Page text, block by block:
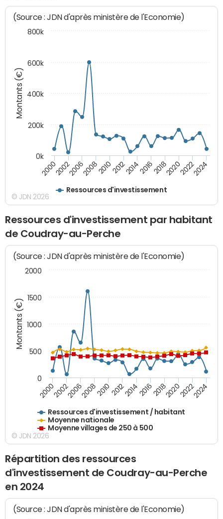
Montants (€)
(Source : JDN d'après ministère de l'Economie)
Ressources d'investissement
200020022006200820102012201420162018202020222024
0k
200k
400k
600k
800k
© JDN 2026
Ressources d'investissement par habitant
de Coudray-au-Perche
Montants (€)
(Source : JDN d'après ministère de l'Economie)
Ressources d'investissement / habitant
Moyenne nationale
Moyenne villages de 250 à 500
200020022006200820102012201420162018202020222024
0
500
1000
1500
2000
© JDN 2026
Répartition des ressources
d'investissement de Coudray-au-Perche
en 2024
(Source : JDN d'après ministère de l'Economie)